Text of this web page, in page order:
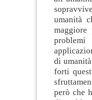
umanità
maggiore
problemi
di
forti
però che